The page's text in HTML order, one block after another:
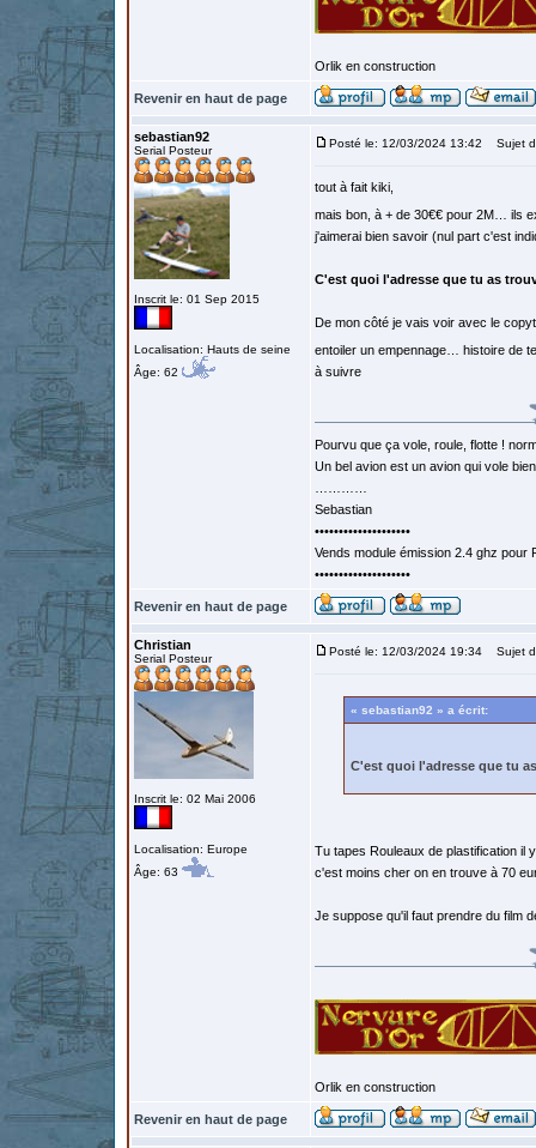
Orlik en construction
Revenir en haut de page
sebastian92
Serial Posteur
Inscrit le: 01 Sep 2015
Localisation: Hauts de seine
Âge: 62
Posté le: 12/03/2024 13:42 Sujet
tout à fait kiki,
mais bon, à + de 30€€ pour 2M… ils
j'aimerai bien savoir (nul part c'est
C'est quoi l'adresse que tu as
De mon côté je vais voir avec le
entoiler un empennage… histoire de
à suivre
Pourvu que ça vole, roule, flotte !
Un bel avion est un avion qui vole
Sebastian
••••••••••••••••••••
Vends module émission 2.4 ghz
••••••••••••••••••••
Revenir en haut de page
Christian
Serial Posteur
Inscrit le: 02 Mai 2006
Localisation: Europe
Âge: 63
Posté le: 12/03/2024 19:34 Sujet
« sebastian92 » a écrit:
C'est quoi l'adresse que tu
Tu tapes Rouleaux de plastification il
c'est moins cher on en trouve à 70
Je suppose qu'il faut prendre du film
Orlik en construction
Revenir en haut de page